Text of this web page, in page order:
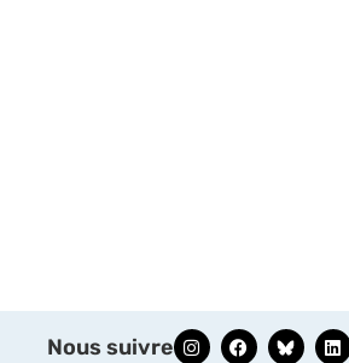
Nous suivre